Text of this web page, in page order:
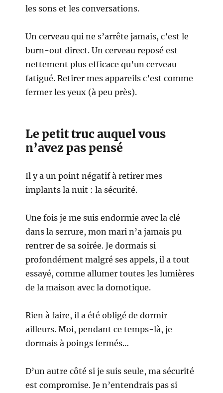
les sons et les conversations.
Un cerveau qui ne s’arrête jamais, c’est le
burn-out direct. Un cerveau reposé est
nettement plus efficace qu’un cerveau
fatigué. Retirer mes appareils c’est comme
fermer les yeux (à peu près).
Le petit truc auquel vous
n’avez pas pensé
Il y a un point négatif à retirer mes
implants la nuit : la sécurité.
Une fois je me suis endormie avec la clé
dans la serrure, mon mari n’a jamais pu
rentrer de sa soirée. Je dormais si
profondément malgré ses appels, il a tout
essayé, comme allumer toutes les lumières
de la maison avec la domotique.
Rien à faire, il a été obligé de dormir
ailleurs. Moi, pendant ce temps-là, je
dormais à poings fermés…
D’un autre côté si je suis seule, ma sécurité
est compromise. Je n’entendrais pas si